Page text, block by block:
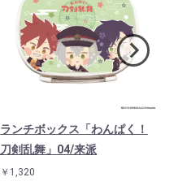
ランチボックス「わんぱく！
刀剣乱舞」04/来派
￥1,320